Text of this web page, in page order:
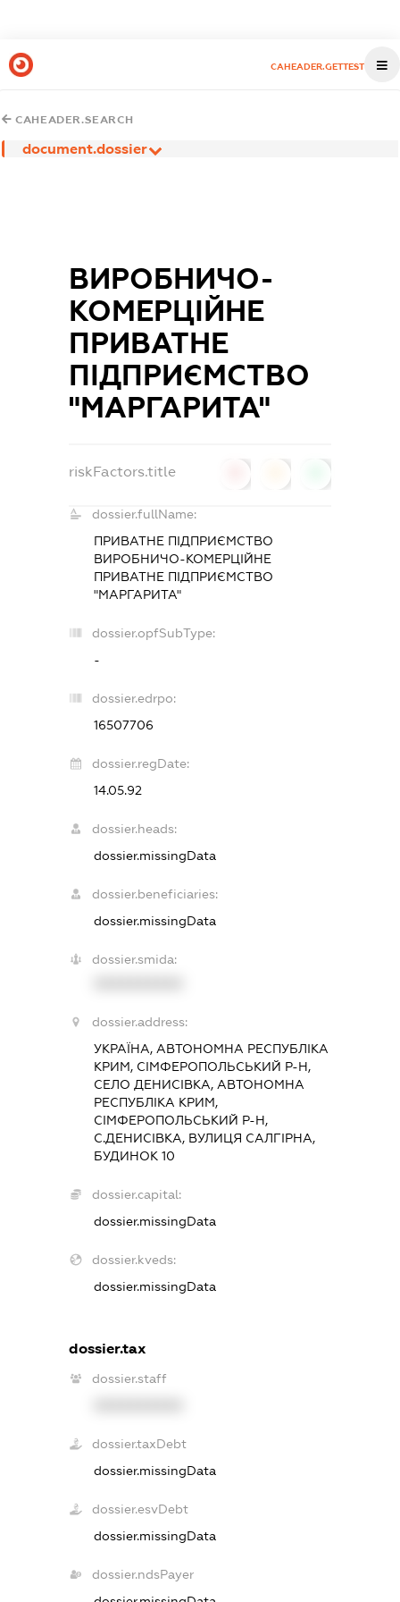
CAHEADER.GETTEST
CAHEADER.SEARCH
document.dossier
ВИРОБНИЧО-
КОМЕРЦІЙНЕ
ПРИВАТНЕ
ПІДПРИЄМСТВО
"МАРГАРИТА"
riskFactors.title
dossier.fullName:
ПРИВАТНЕ ПІДПРИЄМСТВО
ВИРОБНИЧО-КОМЕРЦІЙНЕ
ПРИВАТНЕ ПІДПРИЄМСТВО
"МАРГАРИТА"
dossier.opfSubType:
-
dossier.edrpo:
16507706
dossier.regDate:
14.05.92
dossier.heads:
dossier.missingData
dossier.beneficiaries:
dossier.missingData
dossier.smida:
dossier.address:
УКРАЇНА, АВТОНОМНА РЕСПУБЛІКА
КРИМ, СІМФЕРОПОЛЬСЬКИЙ Р-Н,
СЕЛО ДЕНИСІВКА, АВТОНОМНА
РЕСПУБЛІКА КРИМ,
СІМФЕРОПОЛЬСЬКИЙ Р-Н,
С.ДЕНИСІВКА, ВУЛИЦЯ САЛГІРНА,
БУДИНОК 10
dossier.capital:
dossier.missingData
dossier.kveds:
dossier.missingData
dossier.tax
dossier.staff
dossier.taxDebt
dossier.missingData
dossier.esvDebt
dossier.missingData
dossier.ndsPayer